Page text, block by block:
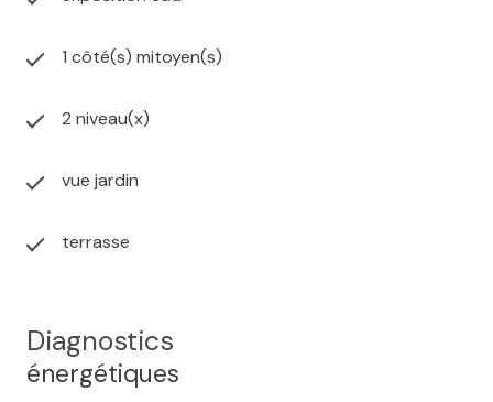
1 côté(s) mitoyen(s)
2 niveau(x)
vue jardin
terrasse
Diagnostics
énergétiques